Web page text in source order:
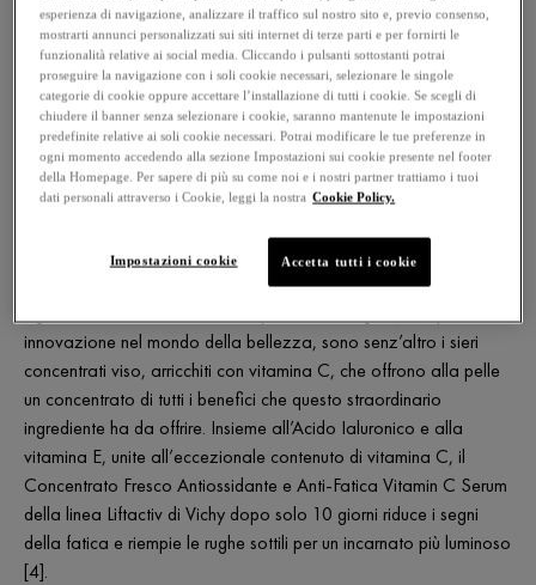
invecchiamento.Fortunatamente la vitamina C, oltre ad essere
fondamentale per un’alimentazione completa e bilanciata, può
aiutare a migliorare significativamente l’aspetto della nostra
pelle, grazie alle sue potenti proprietà antiossidanti, essenziali
per contrastare i segni lasciati dai radicali liberi.
I benefici della vitamina C non si fermano qui, infatti, oltre ad
essere responsabile dell’aumento della produzione di collagene
visibili dovuti al fotoinvecchiamento [2]. E’ stato dimostrato che
alcune formulazioni contenenti vitamina C hanno la capacità di
innovazione nel mondo della bellezza, sono senz’altro i sieri
concentrati viso, arricchiti con vitamina C, che offrono alla pelle
un concentrato di tutti i benefici che questo straordinario
ingrediente ha da offrire. Insieme all’Acido Ialuronico e alla
vitamina E, unite all’eccezionale contenuto di vitamina C, il
Concentrato Fresco Antiossidante e Anti-Fatica Vitamin C Serum
della linea Liftactiv di Vichy dopo solo 10 giorni riduce i segni
della fatica e riempie le rughe sottili per un incarnato più luminoso
[4].
esperienza di navigazione, analizzare il traffico sul nostro sito e, previo consenso,
mostrarti annunci personalizzati sui siti internet di terze parti e per fornirti le
funzionalità relative ai social media. Cliccando i pulsanti sottostanti potrai
proseguire la navigazione con i soli cookie necessari, selezionare le singole
categorie di cookie oppure accettare l’installazione di tutti i cookie. Se scegli di
chiudere il banner senza selezionare i cookie, saranno mantenute le impostazioni
predefinite relative ai soli cookie necessari. Potrai modificare le tue preferenze in
ogni momento accedendo alla sezione Impostazioni sui cookie presente nel footer
della Homepage. Per sapere di più su come noi e i nostri partner trattiamo i tuoi
dati personali attraverso i Cookie, leggi la nostra Cookie Policy.
Impostazioni cookie Accetta tutti i cookie